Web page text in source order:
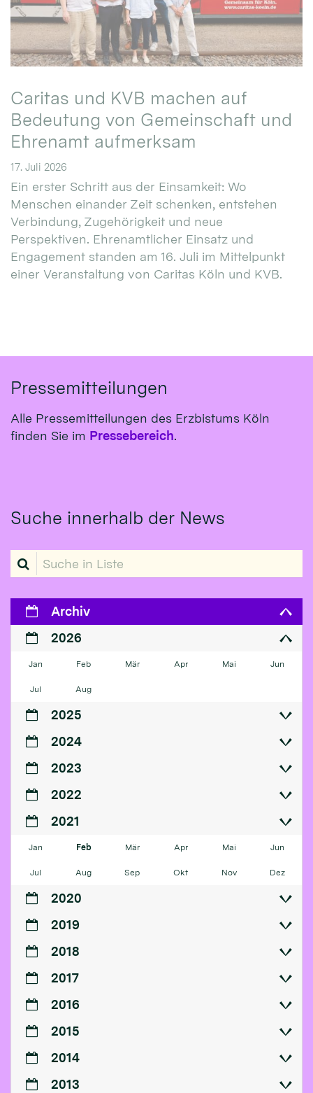
Caritas und KVB machen auf
Bedeutung von Gemeinschaft und
Ehrenamt aufmerksam
17. Juli 2026
Ein erster Schritt aus der Einsamkeit: Wo
Menschen einander Zeit schenken, entstehen
Verbindung, Zugehörigkeit und neue
Perspektiven. Ehrenamtlicher Einsatz und
Engagement standen am 16. Juli im Mittelpunkt
einer Veranstaltung von Caritas Köln und KVB.
Pressemitteilungen
Alle Pressemitteilungen des Erzbistums Köln
finden Sie im Pressebereich.
Suche innerhalb der News
Suche in Liste
Archiv
2026
Jan Feb Mär Apr Mai Jun
Jul Aug
2025
2024
2023
2022
2021
Jan Feb Mär Apr Mai Jun
Jul Aug Sep Okt Nov Dez
2020
2019
2018
2017
2016
2015
2014
2013